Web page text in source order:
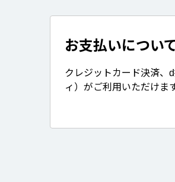
お支払いについ
クレジットカード決済、
ィ）がご利用いただけます